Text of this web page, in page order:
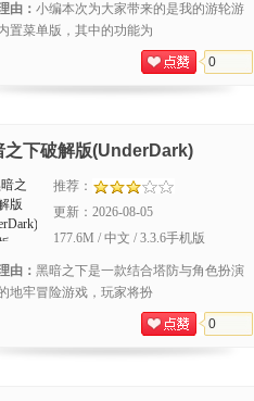
由： 小编本次为大家带来的是我的游轮游
置菜单版，其中的功能为
0
之下破解版(UnderDark)
推荐：
更新： 2026-08-05
177.6M / 中文 / 3.3.6手机版
由： 黑暗之下是一款结合塔防与角色扮演
地牢冒险游戏，玩家将扮
0